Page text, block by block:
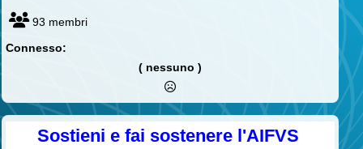
93 membri
Connesso:
( nessuno )
Sostieni e fai sostenere l'AIFVS